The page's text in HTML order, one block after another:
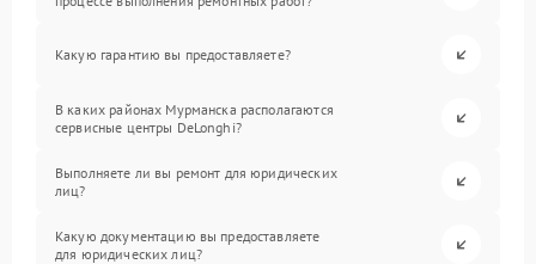
Какую гарантию вы предоставляете?
В каких районах Мурманска располагаются
сервисные центры DeLonghi?
Выполняете ли вы ремонт для юридических
лиц?
Какую документацию вы предоставляете
для юридических лиц?